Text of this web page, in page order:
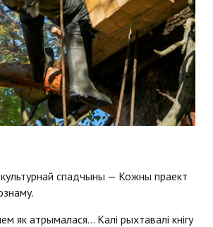
спадчыны — Кожны праект
як атрымалася... Калi рыхтавалi кнiгу